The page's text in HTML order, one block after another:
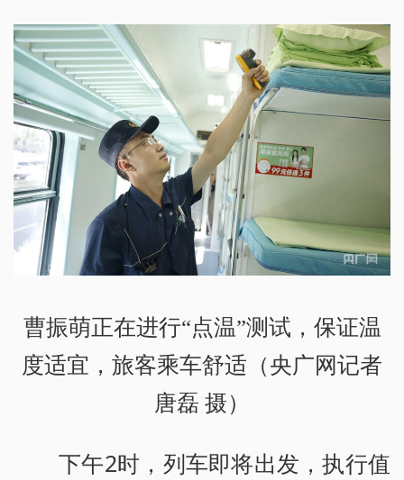
曹振萌正在进行“点温”测试，保证温
度适宜，旅客乘车舒适（央广网记者
唐磊 摄）
下午2时，列车即将出发，执行值